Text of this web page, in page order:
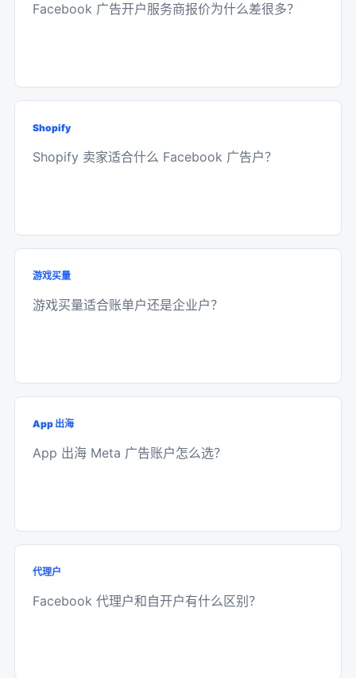
Facebook 广告开户服务商报价为什么差很多？
Shopify
Shopify 卖家适合什么 Facebook 广告户？
游戏买量
游戏买量适合账单户还是企业户？
App 出海
App 出海 Meta 广告账户怎么选？
代理户
Facebook 代理户和自开户有什么区别？